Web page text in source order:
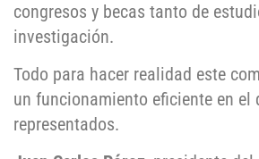
congresos y becas tanto de
investigación.
Todo para hacer realidad este
un funcionamiento eficiente en el
representados.